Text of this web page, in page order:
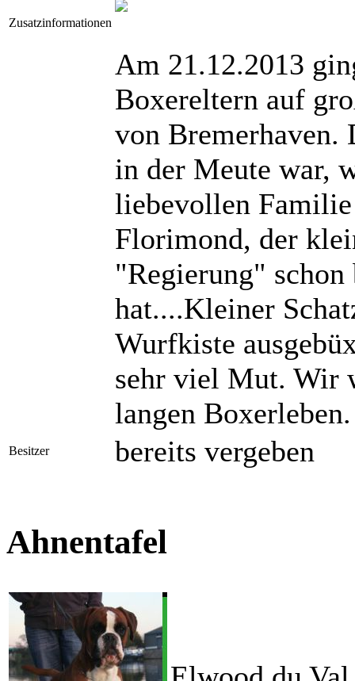
Zusatzinformationen
Am 21.12.2013
Boxereltern auf
von Bremerhaven.
in der Meute war,
liebevollen
Florimond, der
"Regierung" schon
hat....Kleiner
Wurfkiste
sehr viel Mut. Wir
langen Boxerleben.
Besitzer bereits vergeben
Ahnentafel